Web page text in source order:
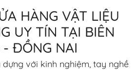
HÀNG VẬT LIỆU
UY TÍN TẠI BIÊN
- ĐỒNG NAI
với kinh nghiệm, tay nghề